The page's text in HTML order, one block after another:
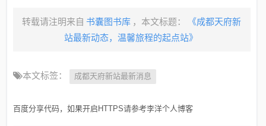
转载请注明来自 书囊图书库 ，本文标题：
《成都天府新
站最新动态，温馨旅程的起点站》
本文标签： 成都天府新站最新消息
百度分享代码，如果开启HTTPS请参考李洋个人博客